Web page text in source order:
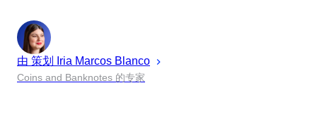
由 策划 Iria Marcos Blanco
Coins and Banknotes 的专家